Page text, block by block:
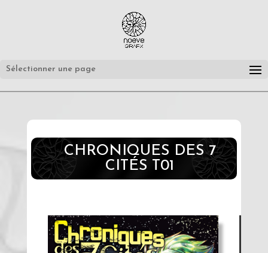
Sélectionner une page
CHRONIQUES DES 7
CITÉS T01